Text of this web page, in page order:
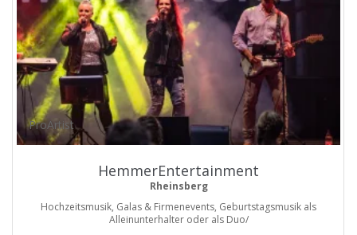
ProArtist
HemmerEntertainment
Rheinsberg
Hochzeitsmusik, Galas & Firmenevents, Geburtstagsmusik als
Alleinunterhalter oder als Duo/